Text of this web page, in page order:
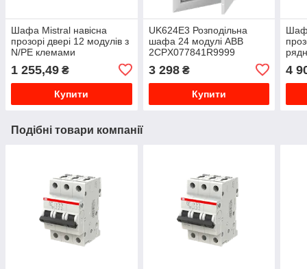
Шафа Mistral навiсна
прозорі двері 12 модулів з
N/PE клемами
1 255,49 ₴
Купити
UK624E3 Розподiльна
шафа 24 модулі ABB
2CPX077841R9999
3 298₴
Купити
4
Подібні товари компанії